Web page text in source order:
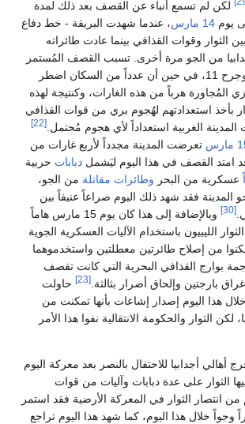
لكن لم تسمع أنباء عن القصف بعد ذلك لمدة
يوم 14 مارس
، عندما شهدت البريقة - خط دفاع
بين الثوار وقوات القذافي بينما عادت طائراته
من الجو مرة أخرى. تسبب القصف المُستمر
بمقتل شخص واحد وجرح 11، في حين أن عدداً من السكان اضطر
المُجاورة هرباً من هذه الغارات، وكنتيجة لهذه
بأخذ استعدادتهم لهُجوم بري من قوات القذافي
المدينة الغربية استعداداً لأي هجوم مُحتمل. [22]
تعرضت المدينة مجدداً لأربع غارات من
امتد القصف في هذا اليوم ليَشمل دبابات حربية
عسكرية من البحر وطائرات مقاتلة من الجو،
المدينة فقد شهد ذلك اليوم صراعاً عنيفاً بين
[30]
وبالإضافة إلى هذا كان يوم 15 مارس هاماً
الليبيون باستخدام الآليات العسكرية الجوية
من إصلاح طائرتين معطلتين واستخدموهما
بوارج القذافي البحرية التي كانت تقصف
بارجتين وإلحاق أضرار بثالثة. [23]
حاولت
هذا اليوم إصدار إشاعات بأنها تمكنت من
الثوار والحكومة الانتقالية نفوا هذا الأمر
أهالي أجدابيا للاحتفال بالنصر بعد معركة اليوم
الثوار على عدة دبابات وآليات من قوات
من انتصار الثوار في المعركة الأرضية فقد استمر
وجواً خلال هذا اليوم، كما شهد هذا اليوم تراجع